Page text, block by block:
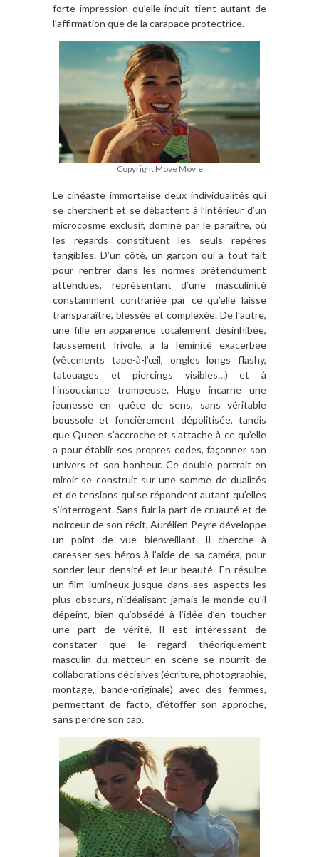
forte impression qu’elle induit tient autant de
l’affirmation que de la carapace protectrice.
Copyright Move Movie
Le cinéaste immortalise deux individualités qui
se cherchent et se débattent à l’intérieur d’un
microcosme exclusif, dominé par le paraître, où
les regards constituent les seuls repères
tangibles. D’un côté, un garçon qui a tout fait
pour rentrer dans les normes prétendument
attendues, représentant d’une masculinité
constamment contrariée par ce qu’elle laisse
transparaître, blessée et complexée. De l’autre,
une fille en apparence totalement désinhibée,
faussement frivole, à la féminité exacerbée
(vêtements tape-à-l’œil, ongles longs flashy,
tatouages et piercings visibles…) et à
l’insouciance trompeuse. Hugo incarne une
jeunesse en quête de sens, sans véritable
boussole et foncièrement dépolitisée, tandis
que Queen s’accroche et s’attache à ce qu’elle
a pour établir ses propres codes, façonner son
univers et son bonheur. Ce double portrait en
miroir se construit sur une somme de dualités
et de tensions qui se répondent autant qu’elles
s’interrogent. Sans fuir la part de cruauté et de
noirceur de son récit, Aurélien Peyre développe
un point de vue bienveillant. Il cherche à
caresser ses héros à l’aide de sa caméra, pour
sonder leur densité et leur beauté. En résulte
un film lumineux jusque dans ses aspects les
plus obscurs, n’idéalisant jamais le monde qu’il
dépeint, bien qu’obsédé à l’idée d’en toucher
une part de vérité. Il est intéressant de
constater que le regard théoriquement
masculin du metteur en scène se nourrit de
collaborations décisives (écriture, photographie,
montage, bande-originale) avec des femmes,
permettant de facto, d’étoffer son approche,
sans perdre son cap.